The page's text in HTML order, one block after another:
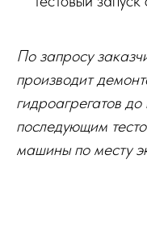
По запросу
производит
гидроагрегатов
последующим
машины по месту